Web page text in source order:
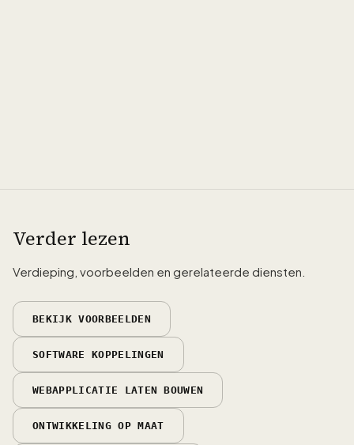
Verder lezen
Verdieping, voorbeelden en gerelateerde diensten.
BEKIJK VOORBEELDEN
SOFTWARE KOPPELINGEN
WEBAPPLICATIE LATEN BOUWEN
ONTWIKKELING OP MAAT